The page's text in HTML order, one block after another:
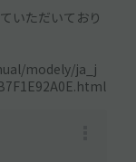
いただいており
modely/ja_j